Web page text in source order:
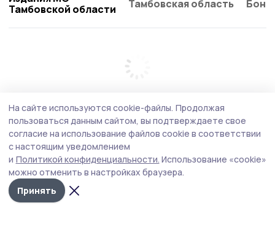
Тамбовской области
Тамбовская область
На сайте используются cookie-файлы. Продолжая
пользоваться данным сайтом, вы подтверждаете свое
согласие на использование файлов cookie в соответствии
с настоящим уведомлением
и Политикой конфиденциальности. Использование «cookie»
можно отменить в настройках браузера.
Принять